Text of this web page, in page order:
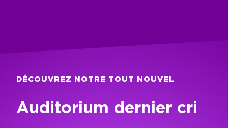
DÉCOUVREZ NOTRE TOUT NOUVEL
Auditorium dernier cri